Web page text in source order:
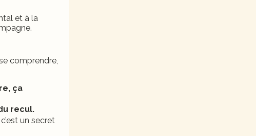
et à la
comprendre,
ça
recul.
un secret